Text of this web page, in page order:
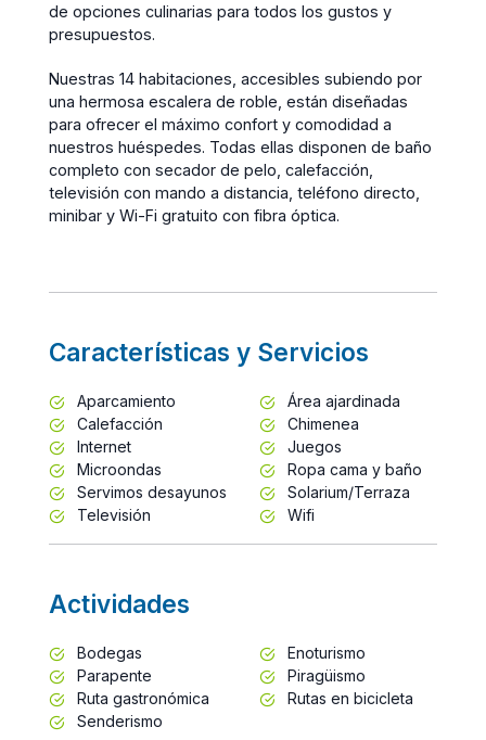
de opciones culinarias para todos los gustos y
presupuestos.
Nuestras 14 habitaciones, accesibles subiendo por
una hermosa escalera de roble, están diseñadas
para ofrecer el máximo confort y comodidad a
nuestros huéspedes. Todas ellas disponen de baño
completo con secador de pelo, calefacción,
televisión con mando a distancia, teléfono directo,
minibar y Wi-Fi gratuito con fibra óptica.
Características y Servicios
Aparcamiento
Área ajardinada
Calefacción
Chimenea
Internet
Juegos
Microondas
Ropa cama y baño
Servimos desayunos
Solarium/Terraza
Televisión
Wifi
Actividades
Bodegas
Enoturismo
Parapente
Piragüismo
Ruta gastronómica
Rutas en bicicleta
Senderismo